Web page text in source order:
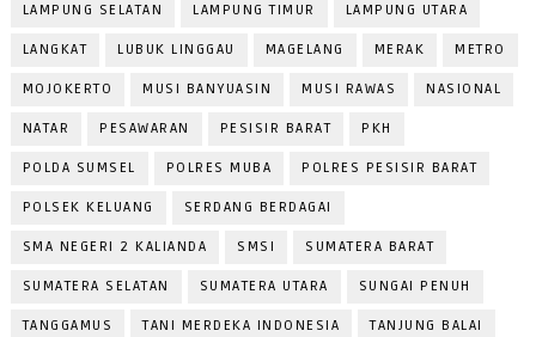
LAMPUNG SELATAN LAMPUNG TIMUR LAMPUNG UTARA
LANGKAT LUBUK LINGGAU MAGELANG MERAK METRO
MOJOKERTO MUSI BANYUASIN MUSI RAWAS NASIONAL
NATAR PESAWARAN PESISIR BARAT PKH
POLDA SUMSEL POLRES MUBA POLRES PESISIR BARAT
POLSEK KELUANG SERDANG BERDAGAI
SMA NEGERI 2 KALIANDA SMSI SUMATERA BARAT
SUMATERA SELATAN SUMATERA UTARA SUNGAI PENUH
TANGGAMUS TANI MERDEKA INDONESIA TANJUNG BALAI